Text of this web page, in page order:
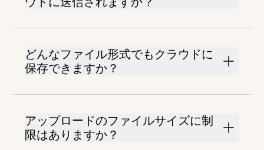
どんなファイル形式でもクラウドに
保存できますか？
アップロードのファイルサイズに制
限はありますか？